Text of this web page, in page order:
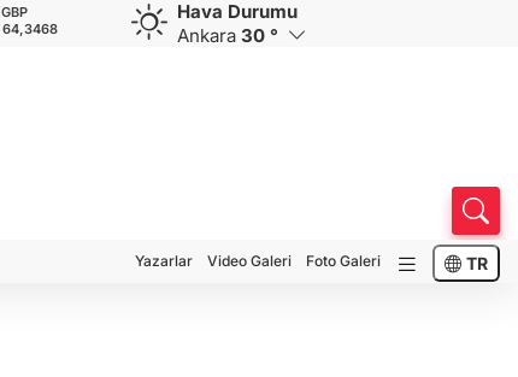
GBP
64,3468
CHF
59,0083
CAD
34,1883
Hava Durumu
Ankara 30 °
Yazarlar Video Galeri Foto Galeri TR